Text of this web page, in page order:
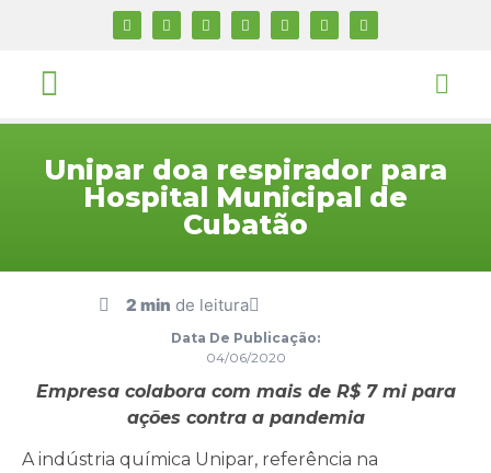
Unipar doa respirador para
Hospital Municipal de
Cubatão
2 min de leitura
Data De Publicação:
04/06/2020
Empresa colabora com mais de R$ 7 mi para
ações contra a pandemia
A indústria química Unipar, referência na